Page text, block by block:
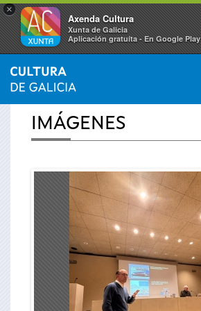
×
Axenda Cultura
Xunta de Galicia
Aplicación gratuíta - En Google Play
Se
encuentra
usted
INICIO › ACTUALIDAD
IMÁGENES